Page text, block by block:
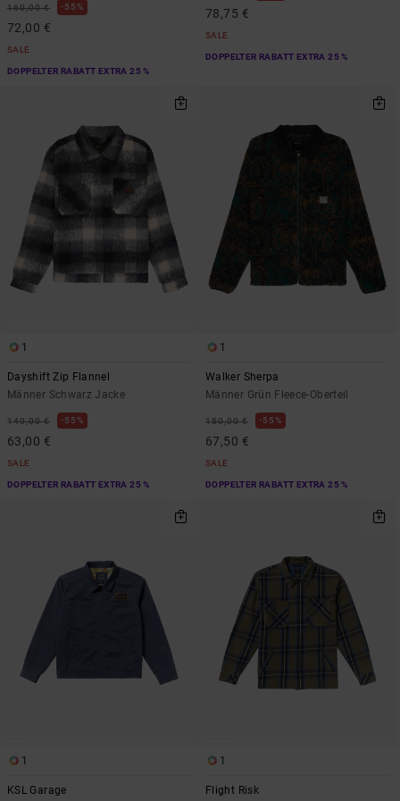
160,00 € 55%
72,00 €
SALE
DOPPELTER RABATT EXTRA 25 %
78,75 €
SALE
DOPPELTER RABATT EXTRA 25 %
1
Dayshift Zip Flannel
Männer Schwarz Jacke
140,00 € 55%
63,00 €
SALE
DOPPELTER RABATT EXTRA 25 %
1
Walker Sherpa
Männer Grün Fleece-Oberteil
150,00 € 55%
67,50 €
SALE
DOPPELTER RABATT EXTRA 25 %
1
KSL Garage
1
Flight Risk